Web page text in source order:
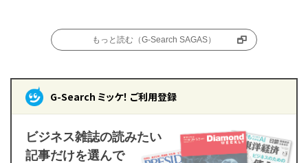
もっと読む（G-Search SAGAS）
G-Search ミッケ！ ご利用登録
ビジネス雑誌の読みたい
記事だけを選んで